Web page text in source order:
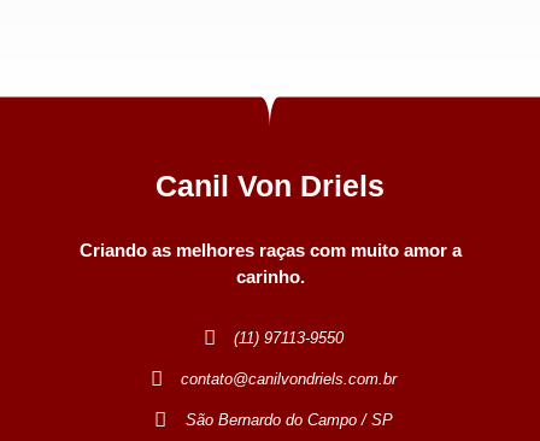
Canil Von Driels
Criando as melhores raças com muito amor a
carinho.
(11) 97113-9550
contato@canilvondriels.com.br
São Bernardo do Campo / SP